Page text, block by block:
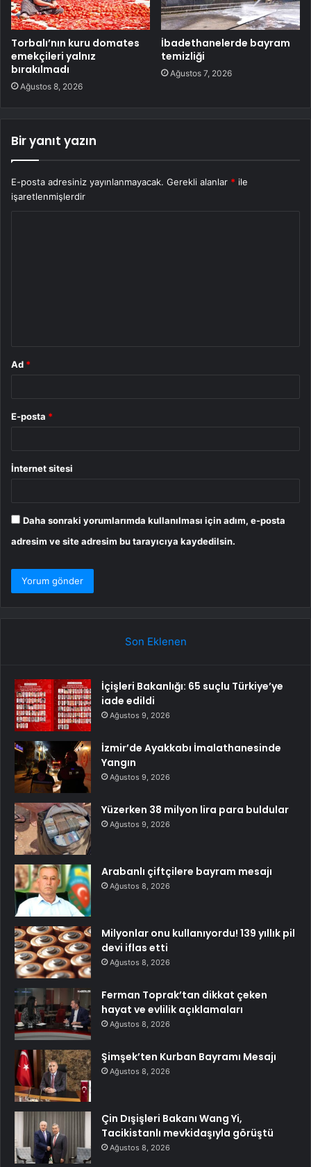
Torbalı’nın kuru domates
emekçileri yalnız
bırakılmadı
Ağustos 8, 2026
İbadethanelerde bayram
temizliği
Ağustos 7, 2026
Bir yanıt yazın
E-posta adresiniz yayınlanmayacak. Gerekli alanlar * ile
işaretlenmişlerdir
Ad *
E-posta *
İnternet sitesi
Daha sonraki yorumlarımda kullanılması için adım, e-posta
adresim ve site adresim bu tarayıcıya kaydedilsin.
Son Eklenen
İçişleri Bakanlığı: 65 suçlu Türkiye’ye
iade edildi
Ağustos 9, 2026
İzmir’de Ayakkabı İmalathanesinde
Yangın
Ağustos 9, 2026
Yüzerken 38 milyon lira para buldular
Ağustos 9, 2026
Arabanlı çiftçilere bayram mesajı
Ağustos 8, 2026
Milyonlar onu kullanıyordu! 139 yıllık pil
devi iflas etti
Ağustos 8, 2026
Ferman Toprak’tan dikkat çeken
hayat ve evlilik açıklamaları
Ağustos 8, 2026
Şimşek’ten Kurban Bayramı Mesajı
Ağustos 8, 2026
Çin Dışişleri Bakanı Wang Yi,
Tacikistanlı mevkidaşıyla görüştü
Ağustos 8, 2026